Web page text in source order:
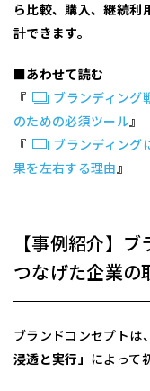
ら比較、購入、継続利
計できます。
■あわせて読む
『
ブランディング
のための必須ツール』
『
ブランディング
果を左右する理由』
【事例紹介】
つなげた企業の
ブランドコンセプトは
浸透と実行」 によって